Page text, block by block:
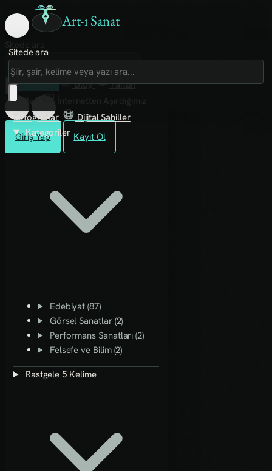
Art-ı Sanat
Giriş Yap Kayıt Ol
Sitede ara
Art-ı Sosyal
İmece
Kütüphane
Blog
Fanzin
Rafları
Fotoğraflar
Dijital Sahiller
Kategoriler
Edebiyat (87)
Görsel Sanatlar (2)
Performans Sanatları (2)
Felsefe ve Bilim (2)
Rastgele 5 Kelime